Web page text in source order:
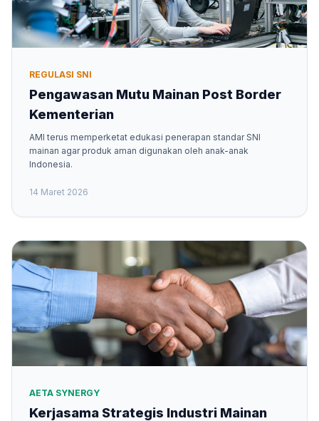
REGULASI SNI
Pengawasan Mutu Mainan Post Border
Kementerian
AMI terus memperketat edukasi penerapan standar SNI
mainan agar produk aman digunakan oleh anak-anak
Indonesia.
14 Maret 2026
AETA SYNERGY
Kerjasama Strategis Industri Mainan